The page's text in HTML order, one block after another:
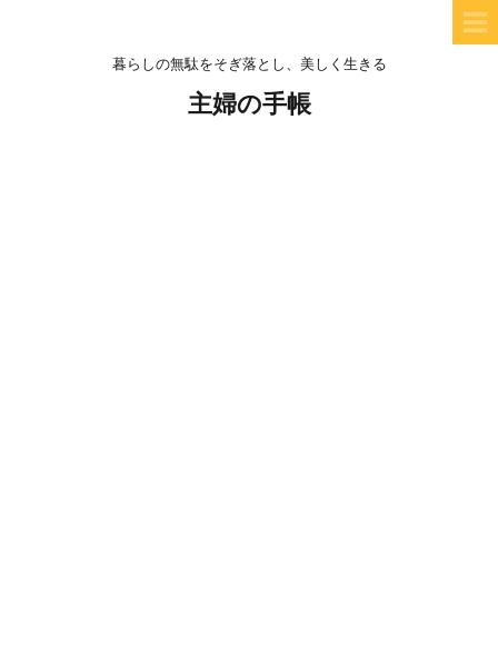
暮らしの無駄をそぎ落とし、美しく生きる
主婦の手帳